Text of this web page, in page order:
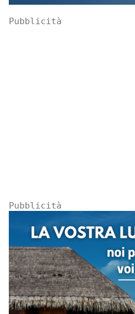
Pubblicità
Pubblicità